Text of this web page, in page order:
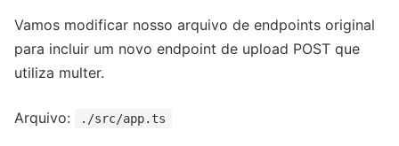
Vamos modificar nosso arquivo de endpoints original
para incluir um novo endpoint de upload POST que
utiliza multer.
Arquivo: ./src/app.ts